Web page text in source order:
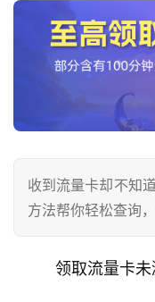
收到流量卡却不知
方法帮你轻松查询
领取流量卡未